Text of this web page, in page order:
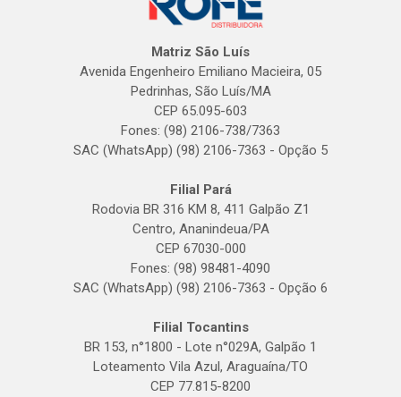
Matriz São Luís
Avenida Engenheiro Emiliano Macieira, 05
Pedrinhas, São Luís/MA
CEP 65.095-603
Fones: (98) 2106-738/7363
SAC (WhatsApp) (98) 2106-7363 - Opção 5
Filial Pará
Rodovia BR 316 KM 8, 411 Galpão Z1
Centro, Ananindeua/PA
CEP 67030-000
Fones: (98) 98481-4090
SAC (WhatsApp) (98) 2106-7363 - Opção 6
Filial Tocantins
BR 153, n°1800 - Lote n°029A, Galpão 1
Loteamento Vila Azul, Araguaína/TO
CEP 77.815-8200